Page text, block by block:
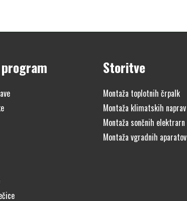
Storitve
Montaža toplotnih črpalk
Montaža klimatskih naprav
Montaža sončnih elektrarn
Montaža vgradnih aparatov